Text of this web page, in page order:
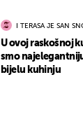
I TERASA JE SAN
U ovoj raskošnoj
smo
bijelu kuhinju